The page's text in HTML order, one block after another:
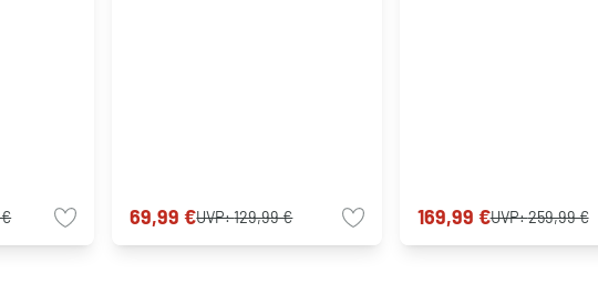
€ 69,99 €UVP:129,99 € 169,99 €UVP:259,99 €